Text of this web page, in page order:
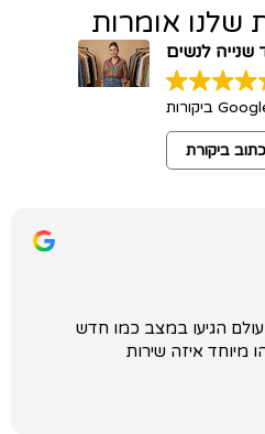
שלנו אומרות
לנשים
כתוב ביקורת
הגיעו במצב כמו חדש
איזה שירות